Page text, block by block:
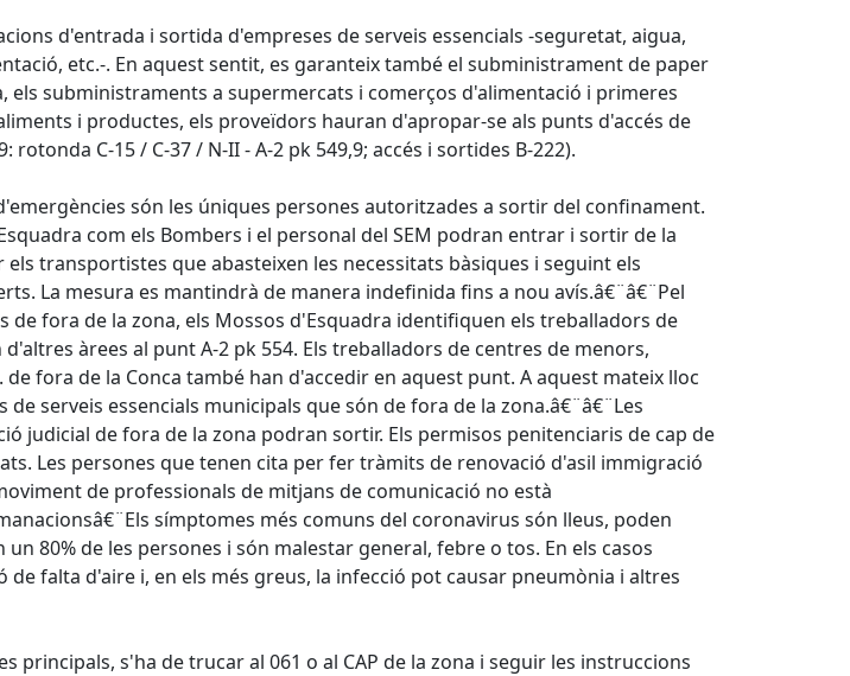
d'entrada i sortida d'empreses de serveis essencials -seguretat, aigua,
etc.-. En aquest sentit, es garanteix també el subministrament de paper
els subministraments a supermercats i comerços d'alimentació i primeres
i productes, els proveïdors hauran d'apropar-se als punts d'accés de
rotonda C-15 / C-37 / N-II - A-2 pk 549,9; accés i sortides B-222).
són les úniques persones autoritzades a sortir del confinament.
com els Bombers i el personal del SEM podran entrar i sortir de la
transportistes que abasteixen les necessitats bàsiques i seguint els
La mesura es mantindrà de manera indefinida fins a nou avís.â€¨â€¨Pel
de fora de la zona, els Mossos d'Esquadra identifiquen els treballadors de
àrees al punt A-2 pk 554. Els treballadors de centres de menors,
fora de la Conca també han d'accedir en aquest punt. A aquest mateix lloc
serveis essencials municipals que són de fora de la zona.â€¨â€¨Les
judicial de fora de la zona podran sortir. Els permisos penitenciaris de cap de
Les persones que tenen cita per fer tràmits de renovació d'asil immigració
de professionals de mitjans de comunicació no està
símptomes més comuns del coronavirus són lleus, poden
80% de les persones i són malestar general, febre o tos. En els casos
falta d'aire i, en els més greus, la infecció pot causar pneumònia i altres
principals, s'ha de trucar al 061 o al CAP de la zona i seguir les instruccions